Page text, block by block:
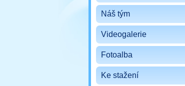
Náš tým
Videogalerie
Fotoalba
Ke stažení